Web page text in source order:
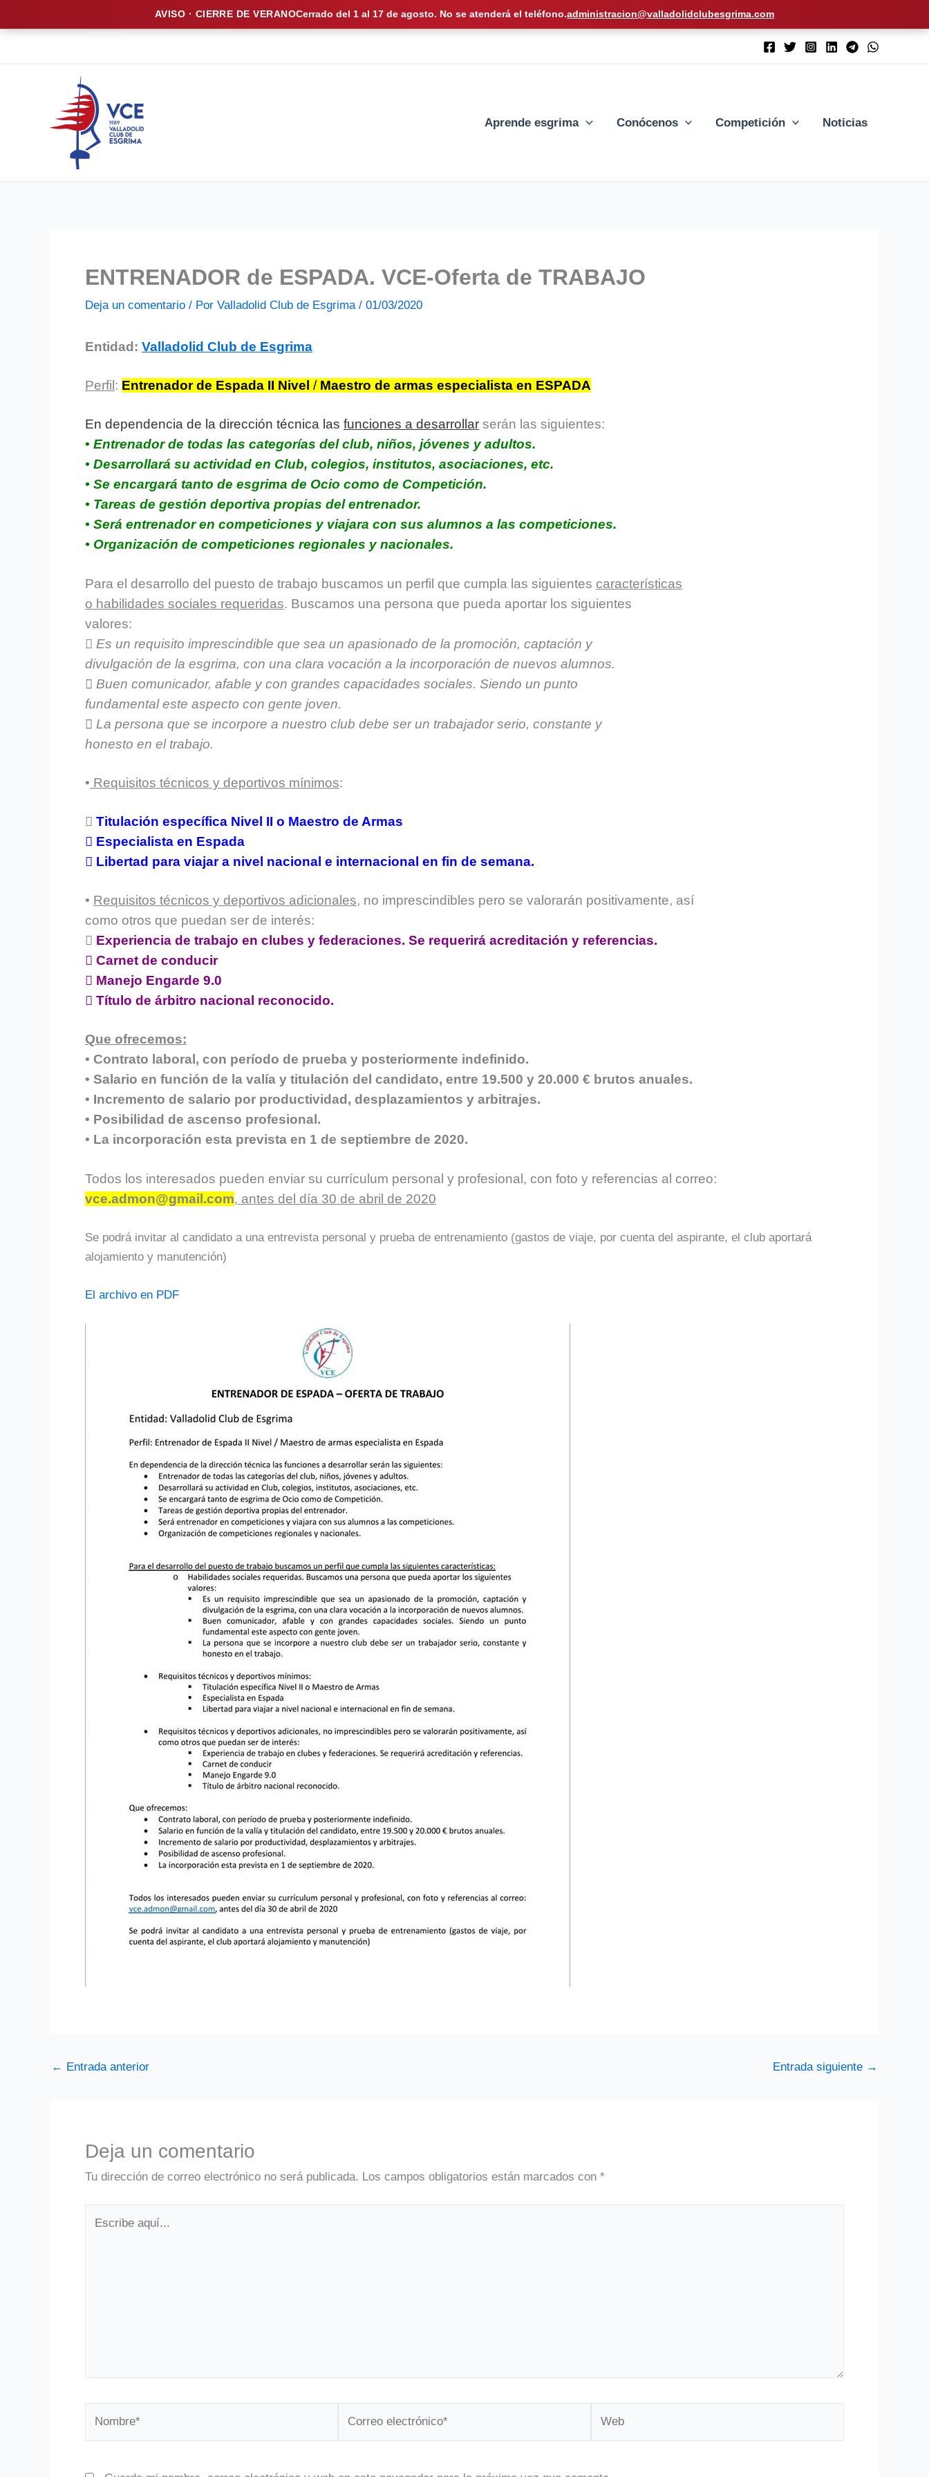
AVISO · CIERRE DE VERANOCerrado del 1 al 17 de agosto. No se atenderá el teléfono.administracion@valladolidclubesgrima.com
Aprende esgrima Conócenos Competición Noticias
ENTRENADOR de ESPADA. VCE-Oferta de TRABAJO
Deja un comentario / Por Valladolid Club de Esgrima / 01/03/2020
Entidad: Valladolid Club de Esgrima
Perfil : Entrenador de Espada II Nivel / Maestro de armas especialista en ESPADA
En dependencia de la dirección técnica las funciones a desarrollar serán las siguientes:
• Entrenador de todas las categorías del club, niños, jóvenes y adultos.
• Desarrollará su actividad en Club, colegios, institutos, asociaciones, etc.
• Se encargará tanto de esgrima de Ocio como de Competición.
• Tareas de gestión deportiva propias del entrenador.
• Será entrenador en competiciones y viajara con sus alumnos a las competiciones.
• Organización de competiciones regionales y nacionales.
Para el desarrollo del puesto de trabajo buscamos un perfil que cumpla las siguientes características
o habilidades sociales requeridas. Buscamos una persona que pueda aportar los siguientes
valores:
 Es un requisito imprescindible que sea un apasionado de la promoción, captación y
divulgación de la esgrima, con una clara vocación a la incorporación de nuevos alumnos.
 Buen comunicador, afable y con grandes capacidades sociales. Siendo un punto
fundamental este aspecto con gente joven.
 La persona que se incorpore a nuestro club debe ser un trabajador serio, constante y
honesto en el trabajo.
• Requisitos técnicos y deportivos mínimos:
 Titulación específica Nivel II o Maestro de Armas
 Especialista en Espada
 Libertad para viajar a nivel nacional e internacional en fin de semana.
• Requisitos técnicos y deportivos adicionales, no imprescindibles pero se valorarán positivamente, así
como otros que puedan ser de interés:
 Experiencia de trabajo en clubes y federaciones. Se requerirá acreditación y referencias.
 Carnet de conducir
 Manejo Engarde 9.0
 Título de árbitro nacional reconocido.
Que ofrecemos:
• Contrato laboral, con período de prueba y posteriormente indefinido.
• Salario en función de la valía y titulación del candidato, entre 19.500 y 20.000 € brutos anuales.
• Incremento de salario por productividad, desplazamientos y arbitrajes.
• Posibilidad de ascenso profesional.
• La incorporación esta prevista en 1 de septiembre de 2020.
Todos los interesados pueden enviar su currículum personal y profesional, con foto y referencias al correo:
vce.admon@gmail.com, antes del día 30 de abril de 2020
Se podrá invitar al candidato a una entrevista personal y prueba de entrenamiento (gastos de viaje, por cuenta del aspirante, el club aportará
alojamiento y manutención)
El archivo en PDF
← Entrada anterior Entrada siguiente →
Deja un comentario
Tu dirección de correo electrónico no será publicada. Los campos obligatorios están marcados con *